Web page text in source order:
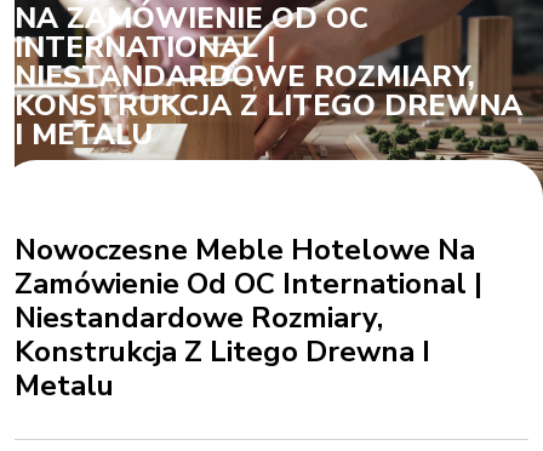
NA ZAMÓWIENIE OD OC
INTERNATIONAL |
NIESTANDARDOWE ROZMIARY,
KONSTRUKCJA Z LITEGO DREWNA
I METALU
Nowoczesne Meble Hotelowe Na
Zamówienie Od OC International |
Niestandardowe Rozmiary,
Konstrukcja Z Litego Drewna I
Metalu